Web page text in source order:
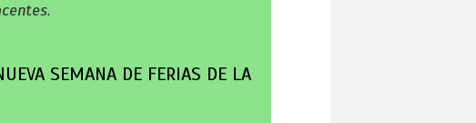
SEMANA DE FERIAS DE LA